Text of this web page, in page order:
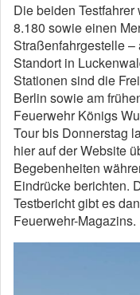
Die beiden
8.180 sowie einen
Straßenfahrgestelle –
Standort in
Stationen sind die
Berlin sowie am
Feuerwehr Königs
Tour bis Donnerstag
hier auf der Website
Begebenheiten
Eindrücke berichten.
Testbericht gibt es
Feuerwehr-Magazins.